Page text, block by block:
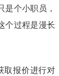
个小职员，
个过程是漫长
取报价进行对